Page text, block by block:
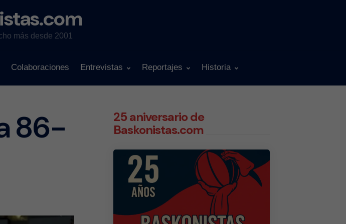
más desde 2001
Colaboraciones Entrevistas Reportajes Historia
86-
25 aniversario de
Baskonistas.com